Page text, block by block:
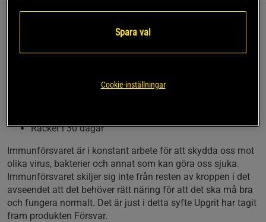
Ge ditt immunförsvar rätt näring för normal funktion med
Försvar från Upgrit. Dessa kapslar innehåller vitamin C och
zink tillsammans med aminosyran lysin. Denna produkt kan
Räcker i 30 dagar
Immunförsvaret är i konstant arbete för att skydda oss mot
olika virus, bakterier och annat som kan göra oss sjuka.
Immunförsvaret skiljer sig inte från resten av kroppen i det
avseendet att det behöver rätt näring för att det ska må bra
och fungera normalt. Det är just i detta syfte Upgrit har tagit
fram produkten Försvar.
Spara val
Cookie-inställningar